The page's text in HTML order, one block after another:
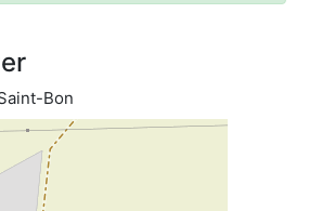
Bon